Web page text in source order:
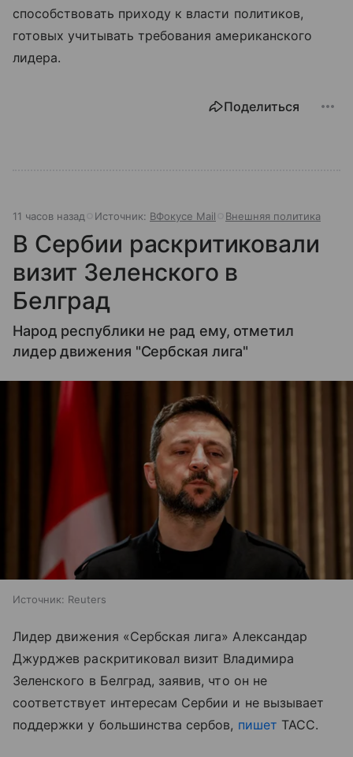
способствовать приходу к власти политиков,
готовых учитывать требования американского
лидера.
Поделиться
11 часов назад Источник: ВФокусе Mail Внешняя политика
В Сербии раскритиковали
визит Зеленского в
Белград
Народ республики не рад ему, отметил
лидер движения "Сербская лига"
Источник: Reuters
Лидер движения «Сербская лига» Александар
Джурджев раскритиковал визит Владимира
Зеленского в Белград, заявив, что он не
соответствует интересам Сербии и не вызывает
поддержки у большинства сербов, пишет ТАСС.